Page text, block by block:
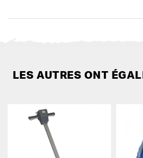
LES AUTRES ONT